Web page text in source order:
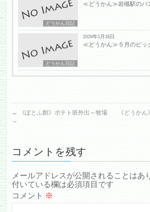
どうかん日記
≪どうかん≫岩槻駅のバ
どうかん日記
2026年5月26日
≪どうかん≫５月のピッ
←
《ぽとふ館》ポテト班外出～牧場
～
《どうか
コメントを残す
メールアドレスが公開されることはあ
付いている欄は必須項目です
コメント ※